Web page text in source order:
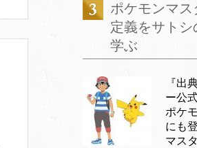
ポケモンマ
定義をサトシ
学ぶ
『出
ー公
ポケ
にも
マス